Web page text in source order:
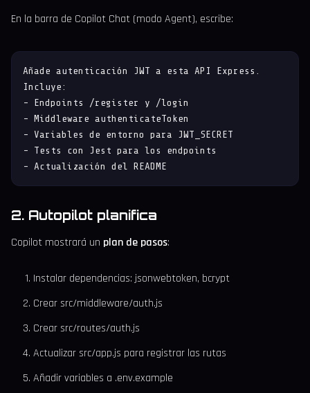
En la barra de Copilot Chat (modo Agent), escribe:
Añade autenticación JWT a esta API Express.
Incluye:
- Endpoints /register y /login
- Middleware authenticateToken
- Variables de entorno para JWT_SECRET
- Tests con Jest para los endpoints
- Actualización del README
2. Autopilot planifica
Copilot mostrará un plan de pasos:
Instalar dependencias: jsonwebtoken, bcrypt
Crear src/middleware/auth.js
Crear src/routes/auth.js
Actualizar src/app.js para registrar las rutas
Añadir variables a .env.example